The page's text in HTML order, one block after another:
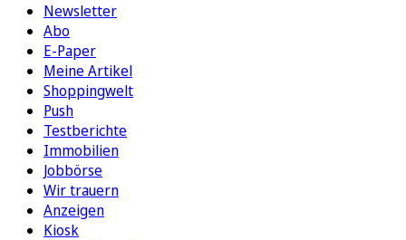
Newsletter
Abo
E-Paper
Meine Artikel
Shoppingwelt
Push
Testberichte
Immobilien
Jobbörse
Wir trauern
Anzeigen
Kiosk